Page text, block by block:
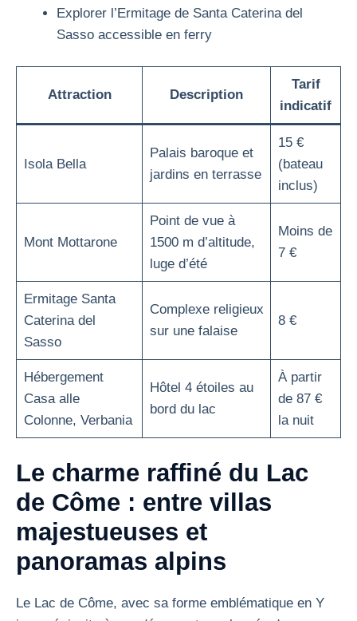
Explorer l’Ermitage de Santa Caterina del
Sasso accessible en ferry
Attraction Description
Tarif
indicatif
Isola Bella
Palais baroque et
jardins en terrasse
15 €
(bateau
inclus)
Mont Mottarone
Point de vue à
1500 m d’altitude,
luge d’été
Moins de
7 €
Ermitage Santa
Caterina del
Sasso
Complexe religieux
sur une falaise
8 €
Hébergement
Casa alle
Colonne, Verbania
Hôtel 4 étoiles au
bord du lac
À partir
de 87 €
la nuit
Le charme raffiné du Lac
de Côme : entre villas
majestueuses et
panoramas alpins
Le Lac de Côme, avec sa forme emblématique en Y